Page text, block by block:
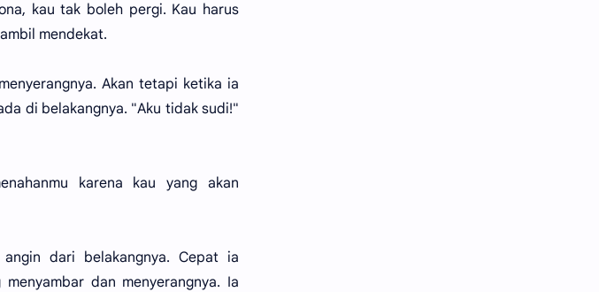
kau tak boleh pergi. Kau harus
mendekat.
Akan tetapi ketika ia
di belakangnya. "Aku tidak sudi!"
karena kau yang akan
dari belakangnya. Cepat ia
dan menyerangnya. Ia